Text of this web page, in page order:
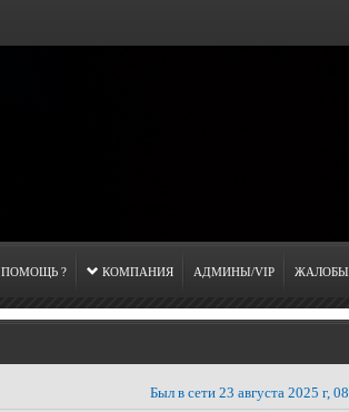
ПОМОЩЬ ? КОМПАНИЯ АДМИНЫ/VIP ЖАЛОБЫ
Был в сети 23 августа 2025 г,